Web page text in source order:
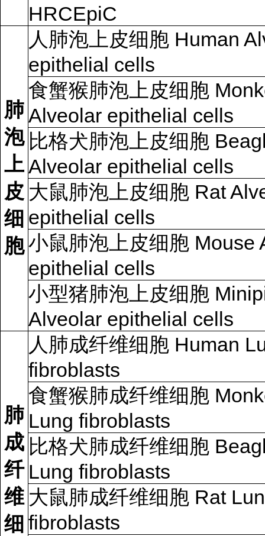
HRCEpiC
肺
泡
上
皮
细
胞
人肺泡上皮细胞 Human
epithelial cells
食蟹猴肺泡上皮细胞
Alveolar epithelial cells
比格犬肺泡上皮细胞
Alveolar epithelial cells
大鼠肺泡上皮细胞 Rat
epithelial cells
小鼠肺泡上皮细胞 Mouse
epithelial cells
小型猪肺泡上皮细胞
Alveolar epithelial cells
肺
成
纤
维
细
人肺成纤维细胞 Human
fibroblasts
食蟹猴肺成纤维细胞
Lung fibroblasts
比格犬肺成纤维细胞
Lung fibroblasts
大鼠肺成纤维细胞 Rat
fibroblasts